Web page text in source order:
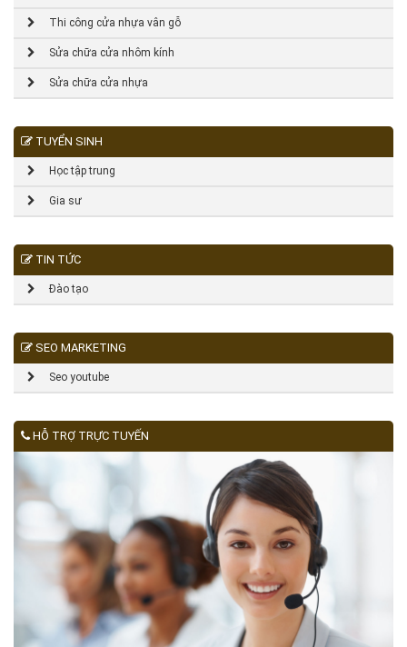
Thi công cửa nhựa vân gỗ
Sửa chữa cửa nhôm kính
Sửa chữa cửa nhựa
TUYỂN SINH
Học tập trung
Gia sư
TIN TỨC
Đào tạo
SEO MARKETING
Seo youtube
HỖ TRỢ TRỰC TUYẾN